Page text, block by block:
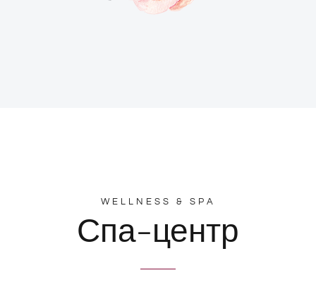
WELLNESS & SPA
Спа-центр